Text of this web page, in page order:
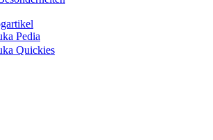
Pedia
Quickies